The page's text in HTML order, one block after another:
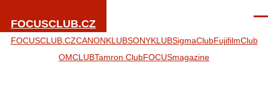
FOCUSCLUB.CZ
FOCUSCLUB.CZCANONKLUBSONYKLUBSigmaClubFujifilmClub
OMCLUBTamron ClubFOCUSmagazine